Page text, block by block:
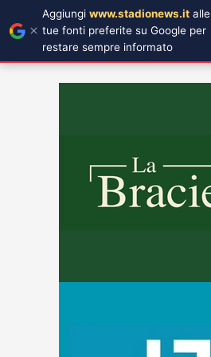
Aggiungi www.stadionews.it alle
tue fonti preferite su Google per
restare sempre informato